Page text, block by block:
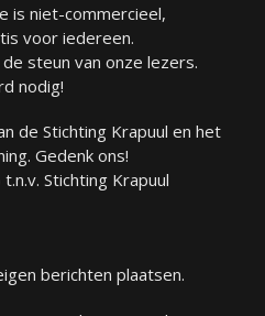
is niet-commercieel,
voor iedereen.
steun van onze lezers.
nodig!
de Stichting Krapuul en het
Gedenk ons!
Stichting Krapuul
berichten plaatsen.